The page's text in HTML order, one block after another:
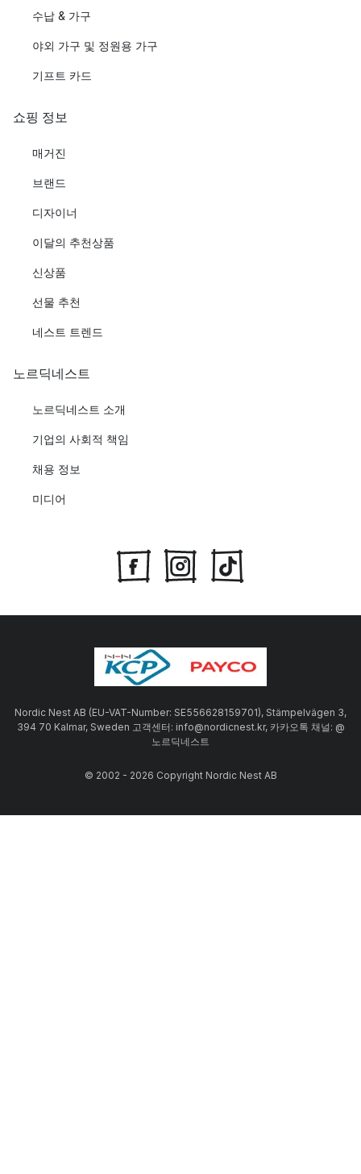
수납 & 가구
야외 가구 및 정원용 가구
기프트 카드
쇼핑 정보
매거진
브랜드
디자이너
이달의 추천상품
신상품
선물 추천
네스트 트렌드
노르딕네스트
노르딕네스트 소개
기업의 사회적 책임
채용 정보
미디어
Nordic Nest AB (EU-VAT-Number: SE556628159701), Stämpelvägen 3,
394 70 Kalmar, Sweden 고객센터: info@nordicnest.kr, 카카오톡 채널: @
노르딕네스트
© 2002 - 2026 Copyright Nordic Nest AB